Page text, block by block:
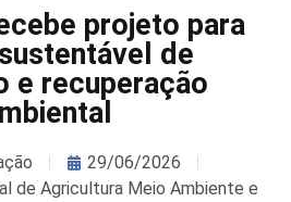
projeto para
de
e recuperação
29/06/2026
de Agricultura Meio Ambiente e